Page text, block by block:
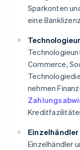
Sparkonten
eine
Commerce,
nehmen
Einzelhändler